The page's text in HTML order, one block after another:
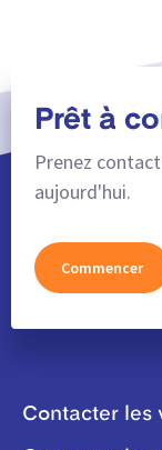
Prêt à
Prenez
aujourd'hui.
Commencer
Contacter les